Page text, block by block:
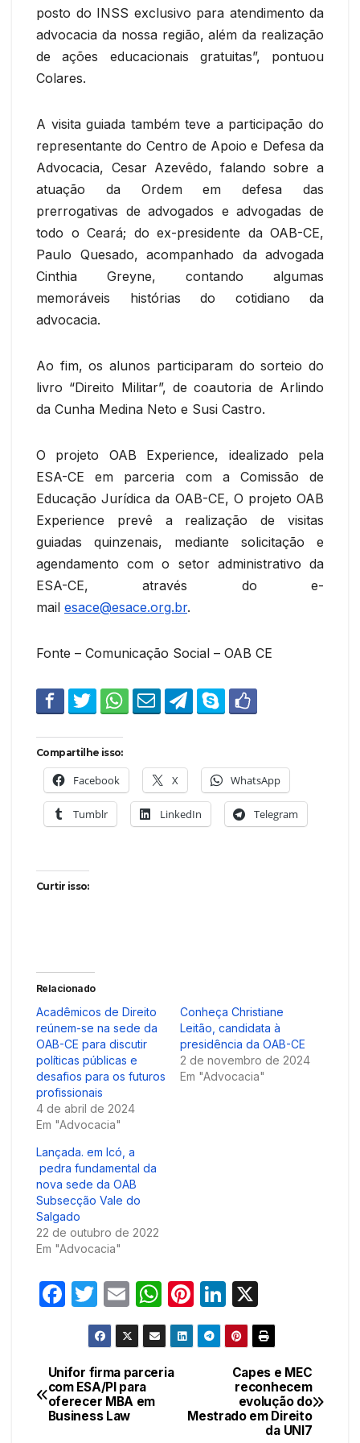
posto do INSS exclusivo para atendimento da
advocacia da nossa região, além da realização
de ações educacionais gratuitas”, pontuou
Colares.
A visita guiada também teve a participação do
representante do Centro de Apoio e Defesa da
Advocacia, Cesar Azevêdo, falando sobre a
atuação da Ordem em defesa das
prerrogativas de advogados e advogadas de
todo o Ceará; do ex-presidente da OAB-CE,
Paulo Quesado, acompanhado da advogada
Cinthia Greyne, contando algumas
memoráveis histórias do cotidiano da
advocacia.
Ao fim, os alunos participaram do sorteio do
livro “Direito Militar”, de coautoria de Arlindo
da Cunha Medina Neto e Susi Castro.
O projeto OAB Experience, idealizado pela
ESA-CE em parceria com a Comissão de
Educação Jurídica da OAB-CE, O projeto OAB
Experience prevê a realização de visitas
guiadas quinzenais, mediante solicitação e
agendamento com o setor administrativo da
ESA-CE, através do e-
mail esace@esace.org.br.
Fonte – Comunicação Social – OAB CE
Compartilhe isso:
Facebook X WhatsApp
Tumblr LinkedIn Telegram
Curtir isso:
Relacionado
Acadêmicos de Direito
reúnem-se na sede da
OAB-CE para discutir
políticas públicas e
desafios para os futuros
profissionais
4 de abril de 2024
Em "Advocacia"
Conheça Christiane
Leitão, candidata à
presidência da OAB-CE
2 de novembro de 2024
Em "Advocacia"
Lançada. em Icó, a
pedra fundamental da
nova sede da OAB
Subsecção Vale do
Salgado
22 de outubro de 2022
Em "Advocacia"
F
e
b
o
T
w
itt
er
E
m
ail
W
h
at
s
Pi
nt
er
Li
n
k
e
dI
n
Navegação
de
Capes e MEC
reconhecem
evolução do
Mestrado em Direito
da UNI7
Unifor firma parceria
com ESA/PI para
oferecer MBA em
Business Law